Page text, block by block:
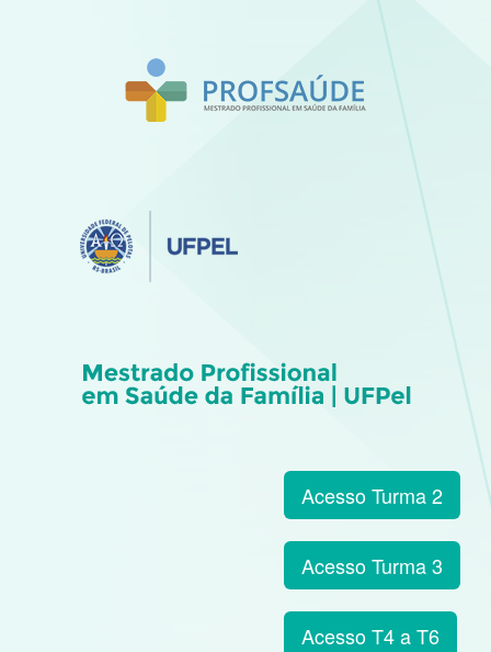
Acesso Turma 2
Acesso Turma 3
Acesso T4 a T6